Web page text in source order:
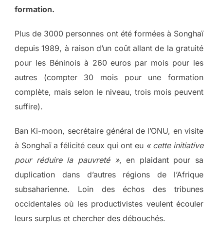
formation.
Plus de 3000 personnes ont été formées à Songhaï
depuis 1989, à raison d’un coût allant de la gratuité
pour les Béninois à 260 euros par mois pour les
autres (compter 30 mois pour une formation
complète, mais selon le niveau, trois mois peuvent
suffire).
Ban Ki-moon, secrétaire général de l’ONU, en visite
à Songhaï a félicité ceux qui ont eu « cette initiative
pour réduire la pauvreté », en plaidant pour sa
duplication dans d’autres régions de l’Afrique
subsaharienne. Loin des échos des tribunes
occidentales où les productivistes veulent écouler
leurs surplus et chercher des débouchés.